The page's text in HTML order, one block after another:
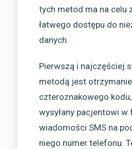
tych metod ma na celu
łatwego dostępu do
danych.
Pierwszą i najczęściej
metodą jest otrzymanie
czteroznakowego
wysyłany pacjentowi w
wiadomości SMS na
niego numer telefonu.